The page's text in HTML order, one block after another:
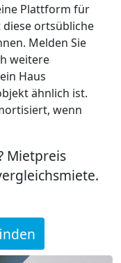
Plattform für
ortsübliche
Melden Sie
weitere
Haus
ähnlich ist.
wenn
Mietpreis